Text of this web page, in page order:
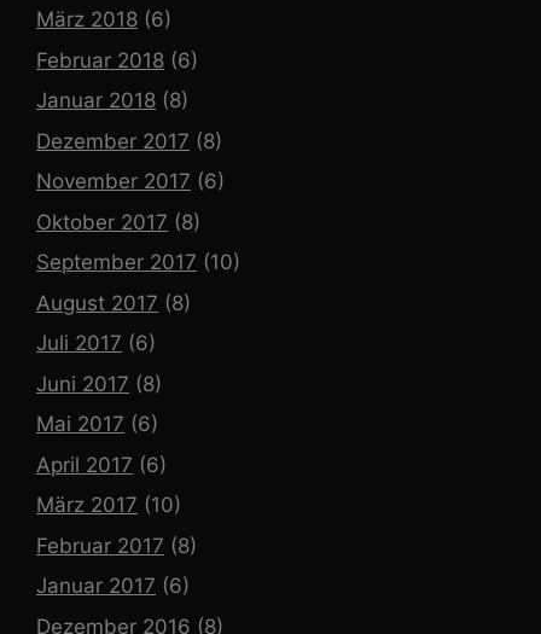
März 2018 (6)
Februar 2018 (6)
Januar 2018 (8)
Dezember 2017 (8)
November 2017 (6)
Oktober 2017 (8)
September 2017 (10)
August 2017 (8)
Juli 2017 (6)
Juni 2017 (8)
Mai 2017 (6)
April 2017 (6)
März 2017 (10)
Februar 2017 (8)
Januar 2017 (6)
Dezember 2016 (8)